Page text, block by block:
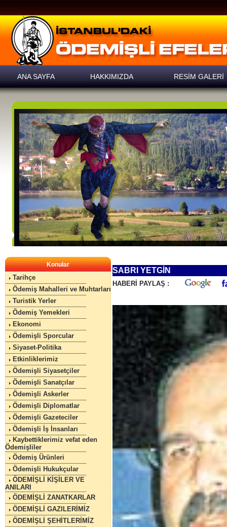
ANA SAYFA HAKKIMIZDA RESİM GALERİ
Konular
Tarihçe
Ödemiş Mahalleri ve Muhtarları
Turistik Yerler
Ödemiş Yemekleri
Ekonomi
Ödemişli Sporcular
Siyaset-Politika
Etkinliklerimiz
Ödemişli Siyasetçiler
Ödemişli Sanatçılar
Ödemişli Askerler
Ödemişli Diplomatlar
Ödemişli Gazeteciler
Ödemişli İş İnsanları
Kaybettiklerimiz vefat eden
Ödemişliler
Ödemiş Ürünleri
Ödemişli Hukukçular
ÖDEMİŞLİ KİŞİLER VE
ANILARI
ÖDEMİŞLİ ZANATKARLAR
ÖDEMİŞLİ GAZILERİMİZ
ÖDEMİŞLİ ŞEHİTLERİMİZ
SABRI YETGİN
HABERİ PAYLAŞ :